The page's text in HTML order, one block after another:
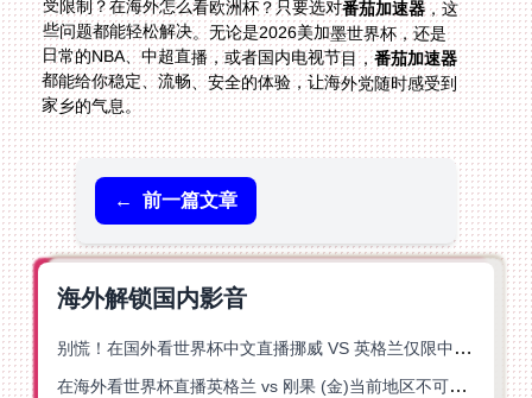
受限制？在海外怎么看欧洲杯？只要选对番茄加速器，这
些问题都能轻松解决。无论是2026美加墨世界杯，还是
日常的NBA、中超直播，或者国内电视节目，番茄加速器
都能给你稳定、流畅、安全的体验，让海外党随时感受到
家乡的气息。
← 前一篇文章
海外解锁国内影音
别慌！在国外看世界杯中文直播挪威 VS 英格兰仅限中国大陆？这篇指南帮你搞定
在海外看世界杯直播英格兰 vs 刚果 (金)当前地区不可播放？这篇指南帮你突破所有限制